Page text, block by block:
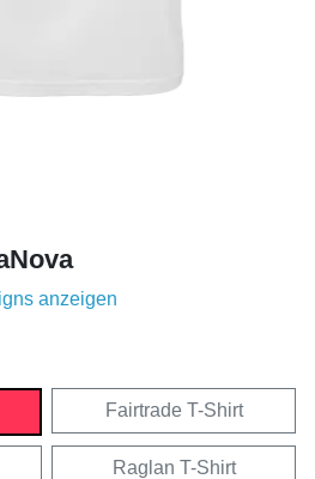
anzeigen
Fairtrade T-Shirt
Raglan T-Shirt